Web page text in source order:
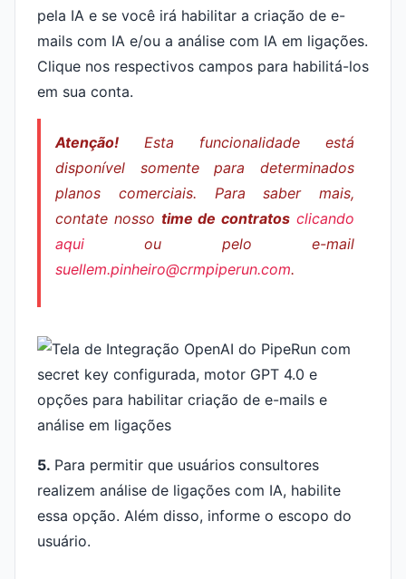
pela IA e se você irá habilitar a criação de e-
mails com IA e/ou a análise com IA em ligações.
Clique nos respectivos campos para habilitá-los
em sua conta.
Atenção! Esta funcionalidade está
disponível somente para determinados
planos comerciais. Para saber mais,
contate nosso time de contratos clicando
aqui ou pelo e-mail
suellem.pinheiro@crmpiperun.com.
5. Para permitir que usuários consultores
realizem análise de ligações com IA, habilite
essa opção. Além disso, informe o escopo do
usuário.